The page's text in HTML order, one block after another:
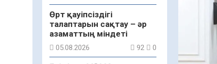
Өрт қауіпсіздігі
талаптарын сақтау – әр
азаматтың міндеті
05.08.2026 92 0